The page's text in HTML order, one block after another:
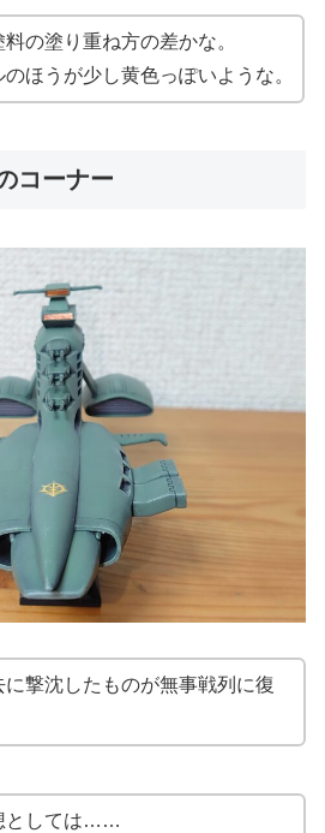
の塗り重ね方の差かな。
ほうが少し黄色っぽいような。
コーナー
に撃沈したものが無事戦列に復
としては……